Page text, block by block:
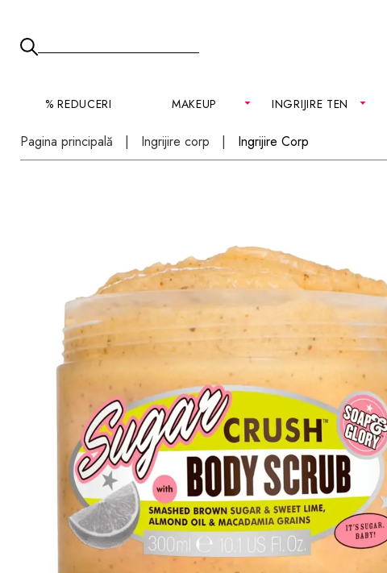
% REDUCERI MAKEUP INGRIJIRE TEN
Pagina principală Ingrijire corp Ingrijire Corp